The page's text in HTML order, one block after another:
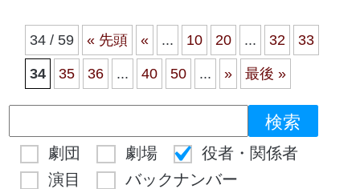
34 / 59 « 先頭 « ... 10 20 ... 32 33
34 35 36 ... 40 50 ... » 最後 »
劇団 劇場
役者・関係者
演目
バックナンバー